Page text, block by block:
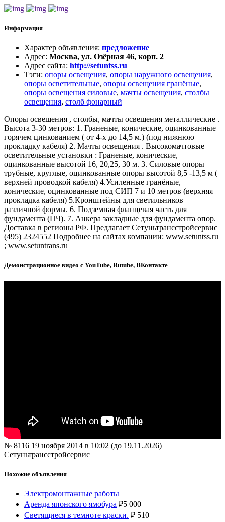
Информация
Характер объявления: предложение
Адрес: Москва, ул. Озёрная 46, корп. 2
Адрес сайта: http://setuntss.ru
Тэги: опоры освещения, опоры наружного освещения,
опоры осветительные, опоры освещения гранёные,
опоры освещения силовые, мачты освещения, столбы
освещения, столб фонарный
Опоры освещения , столбы, мачты освещения металлические .
Высота 3-30 метров: 1. Граненые, конические, оцинкованные
горячем цинкованием ( от 4-х до 14,5 м.) (под нижнюю
прокладку кабеля) 2. Мачты освещения . Высокомачтовые
осветительные установки : Граненые, конические,
оцинкованные высотой 16, 20,25, 30 м. 3. Силовые опоры
трубные, круглые, оцинкованные опоры высотой 8,5 -13,5 м (
верхней проводкой кабеля) 4.Усиленные гранёные,
конические, оцинкованные под СИП 7 и 10 метров (верхняя
прокладка кабеля) 5.Кронштейны для светильников
различной формы. 6. Подземная фланцевая часть для
фундамента (ПЧ). 7. Анкера закладные для фундамента опор.
Доставка в регионы РФ. Предлагает Сетуньтрансстройсервис
(495) 2324552 Подробнее на сайтах компании: www.setuntss.ru
; www.setuntrans.ru
Демонстрационное видео с YouTube, Rutube, ВКонтакте
№ 8116 19 ноября 2014 в 10:02 (до 19.11.2026)
Сетуньтрансстройсервис
Похожие объявления
Электромонтажные работы
Аренда японского ямобура ₽5 000
Светящиеся в темноте краски. ₽ 510